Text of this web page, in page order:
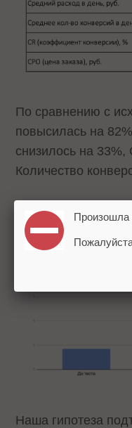
По сравнению с
повысилась на
снизилось на 33%,
Количество
Наша гипотеза
Произошла